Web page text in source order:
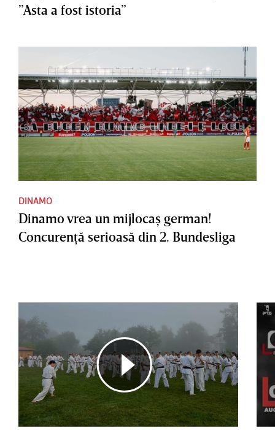
”Asta a fost istoria”
DINAMO
Dinamo vrea un mijlocaş german!
Concurenţă serioasă din 2. Bundesliga